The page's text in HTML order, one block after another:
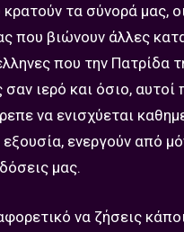
τα σύνορά μας,
που βιώνουν άλλες
που την Πατρίδα
ιερό και όσιο, αυτοί
να ενισχύεται
ενεργούν από
μας.
να ζήσεις